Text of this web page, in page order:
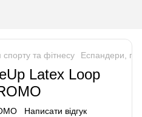
та фітнесу Еспандери,
Latex Loop
Написати відгук